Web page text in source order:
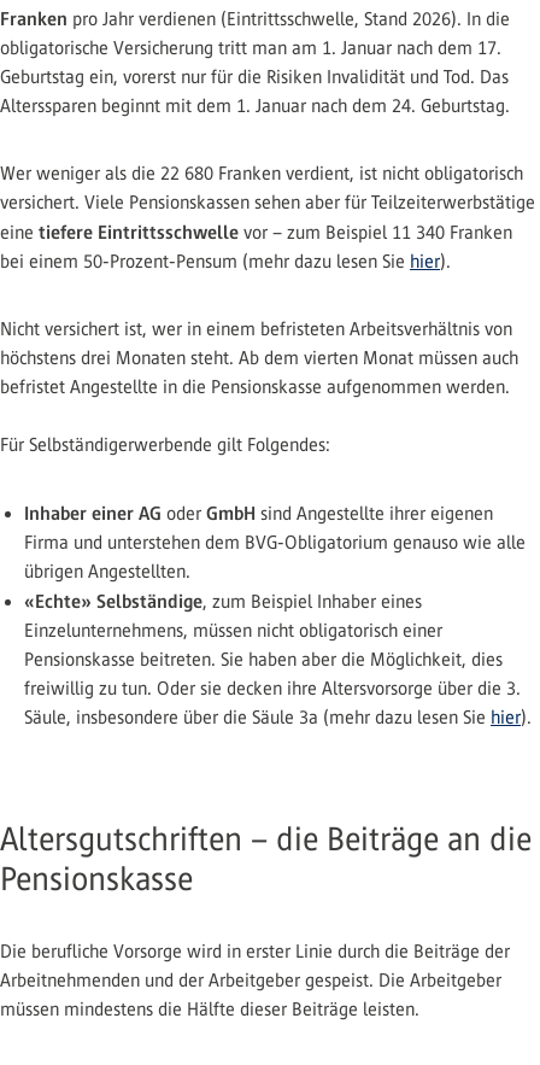
Franken pro Jahr verdienen (Eintrittsschwelle, Stand 2026). In die
obligatorische Versicherung tritt man am 1. Januar nach dem 17.
Geburtstag ein, vorerst nur für die Risiken Invalidität und Tod. Das
Alterssparen beginnt mit dem 1. Januar nach dem 24. Geburtstag.
Wer weniger als die 22 680 Franken verdient, ist nicht obligatorisch
versichert. Viele Pensionskassen sehen aber für Teilzeiterwerbstätige
eine tiefere Eintrittsschwelle vor – zum Beispiel 11 340 Franken
bei einem 50-Prozent-Pensum (mehr dazu lesen Sie hier).
Nicht versichert ist, wer in einem befristeten Arbeitsverhältnis von
höchstens drei Monaten steht. Ab dem vierten Monat müssen auch
befristet Angestellte in die Pensionskasse aufgenommen werden.
Für Selbständigerwerbende gilt Folgendes:
Inhaber einer AG oder GmbH sind Angestellte ihrer eigenen
Firma und unterstehen dem BVG-Obligatorium genauso wie alle
übrigen Angestellten.
«Echte» Selbständige, zum Beispiel Inhaber eines
Einzelunternehmens, müssen nicht obligatorisch einer
Pensionskasse beitreten. Sie haben aber die Möglichkeit, dies
freiwillig zu tun. Oder sie decken ihre Altersvorsorge über die 3.
Säule, insbesondere über die Säule 3a (mehr dazu lesen Sie hier).
Altersgutschriften – die Beiträge an die
Pensionskasse
Die berufliche Vorsorge wird in erster Linie durch die Beiträge der
Arbeitnehmenden und der Arbeitgeber gespeist. Die Arbeitgeber
müssen mindestens die Hälfte dieser Beiträge leisten.